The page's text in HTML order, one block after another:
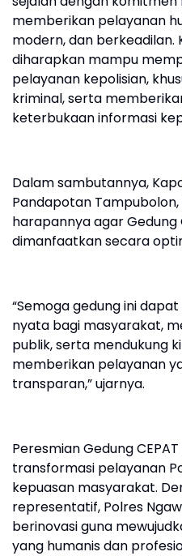
memberikan pelayanan
modern, dan berkeadilan.
diharapkan mampu
pelayanan kepolisian,
kriminal, serta
keterbukaan informasi
Dalam sambutannya,
Pandapotan Tampubolon,
harapannya agar Gedung
dimanfaatkan secara
“Semoga gedung ini
nyata bagi masyarakat,
publik, serta mendukung
memberikan pelayanan
transparan,” ujarnya.
Peresmian Gedung
transformasi pelayanan
kepuasan masyarakat.
representatif, Polres
berinovasi guna
yang humanis dan